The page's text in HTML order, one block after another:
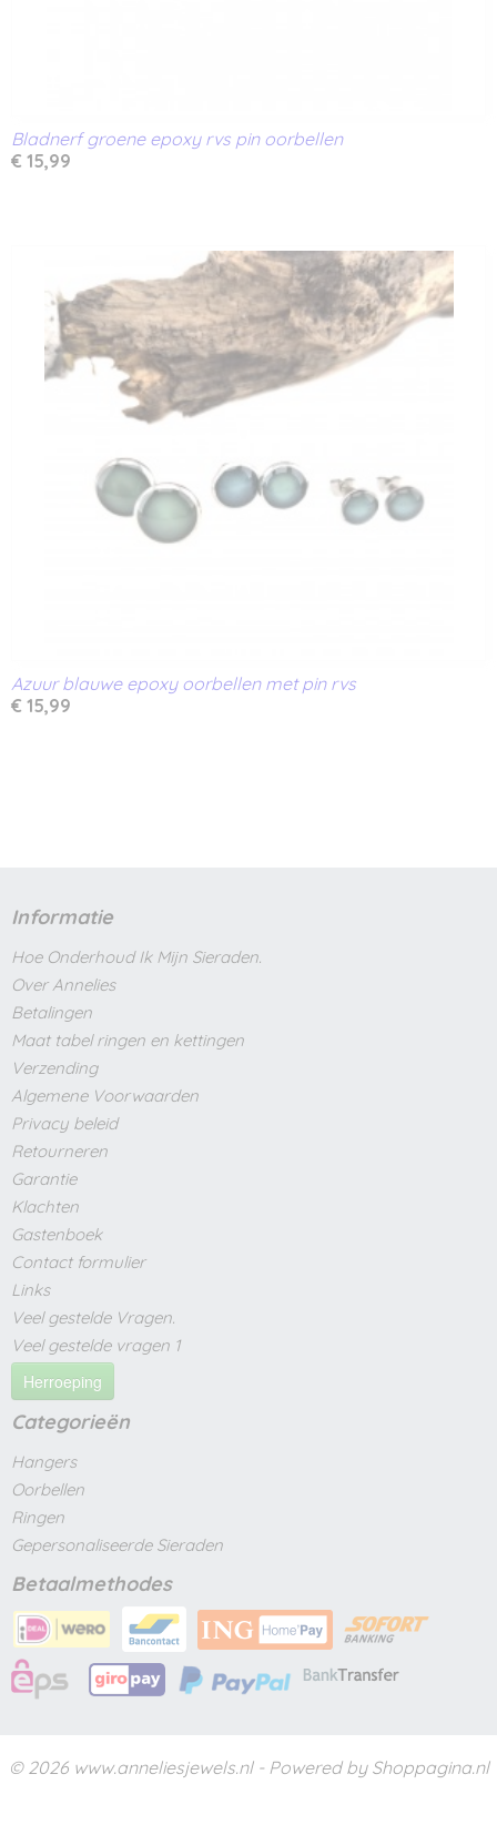
Bladnerf groene epoxy rvs pin oorbellen
€ 15,99
Azuur blauwe epoxy oorbellen met pin rvs
€ 15,99
Informatie
Hoe Onderhoud Ik Mijn Sieraden.
Over Annelies
Betalingen
Maat tabel ringen en kettingen
Verzending
Algemene Voorwaarden
Privacy beleid
Retourneren
Garantie
Klachten
Gastenboek
Contact formulier
Links
Veel gestelde Vragen.
Veel gestelde vragen 1
Herroeping
Categorieën
Hangers
Oorbellen
Ringen
Gepersonaliseerde Sieraden
Betaalmethodes
© 2026 www.anneliesjewels.nl - Powered by Shoppagina.nl